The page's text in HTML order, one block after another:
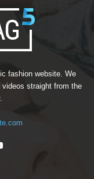
fashion website. We
straight from the